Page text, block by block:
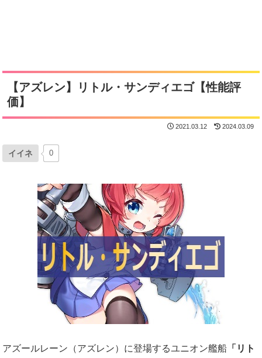
【アズレン】リトル・サンディエゴ【性能評
価】
2021.03.12 2024.03.09
イイネ 0
アズールレーン（アズレン）に登場するユニオン艦船 「リト